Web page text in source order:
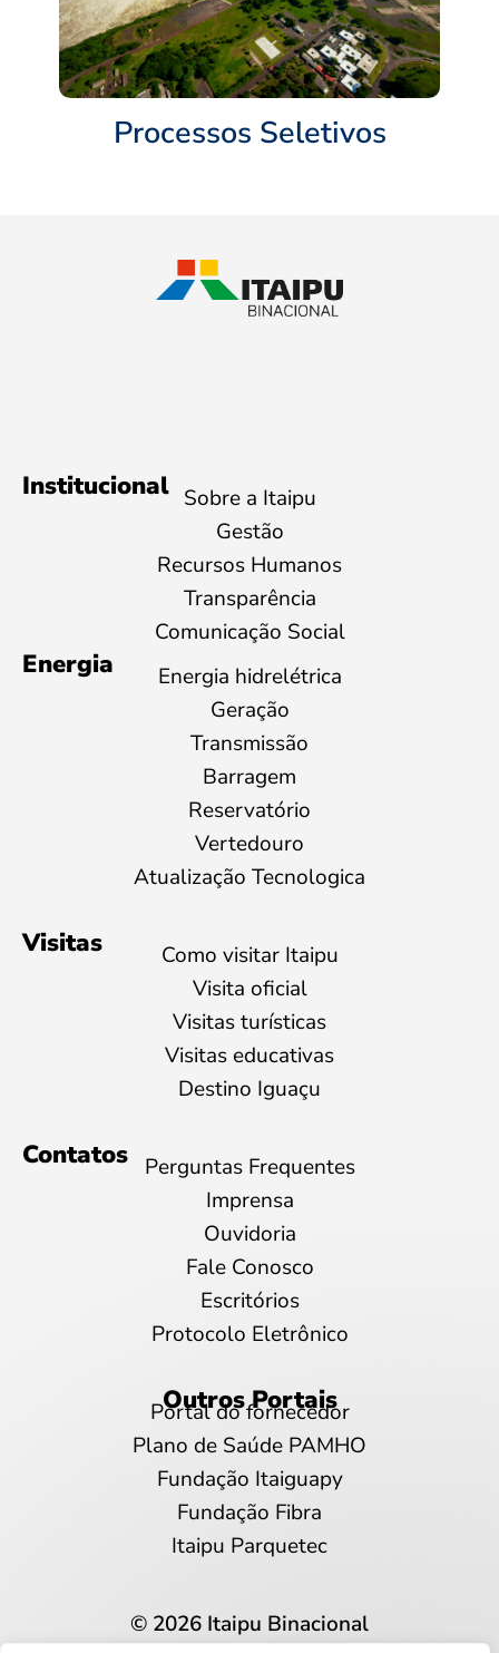
Processos Seletivos
Institucional Sobre a Itaipu
Gestão
Recursos Humanos
Transparência
Comunicação Social
Energia
Energia hidrelétrica
Geração
Transmissão
Barragem
Reservatório
Vertedouro
Atualização Tecnologica
Visitas
Como visitar Itaipu
Visita oficial
Visitas turísticas
Visitas educativas
Destino Iguaçu
Contatos
Perguntas Frequentes
Imprensa
Ouvidoria
Fale Conosco
Escritórios
Protocolo Eletrônico
Outros Portais
Portal do fornecedor
Plano de Saúde PAMHO
Fundação Itaiguapy
Fundação Fibra
Itaipu Parquetec
© 2026 Itaipu Binacional